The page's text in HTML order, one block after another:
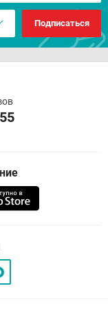
Подписаться